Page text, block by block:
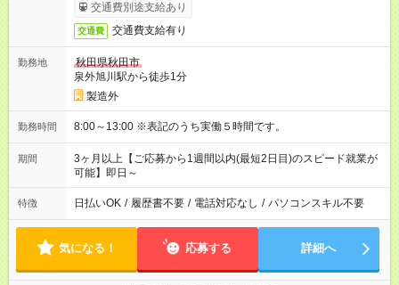
交通費別途支給あり
交通費 交通費支給有り
勤務地
秋田県秋田市
泉外旭川駅から徒歩1分
製造外
勤務時間 8:00～13:00 ※表記のうち実働５時間です。
期間
3ヶ月以上【ご応募から1週間以内(最短2日目)のスピード就業が
可能】即日～
特徴 日払いOK / 履歴書不要 / 電話対応なし / パソコンスキル不要
気になる！ 応募する 詳細へ